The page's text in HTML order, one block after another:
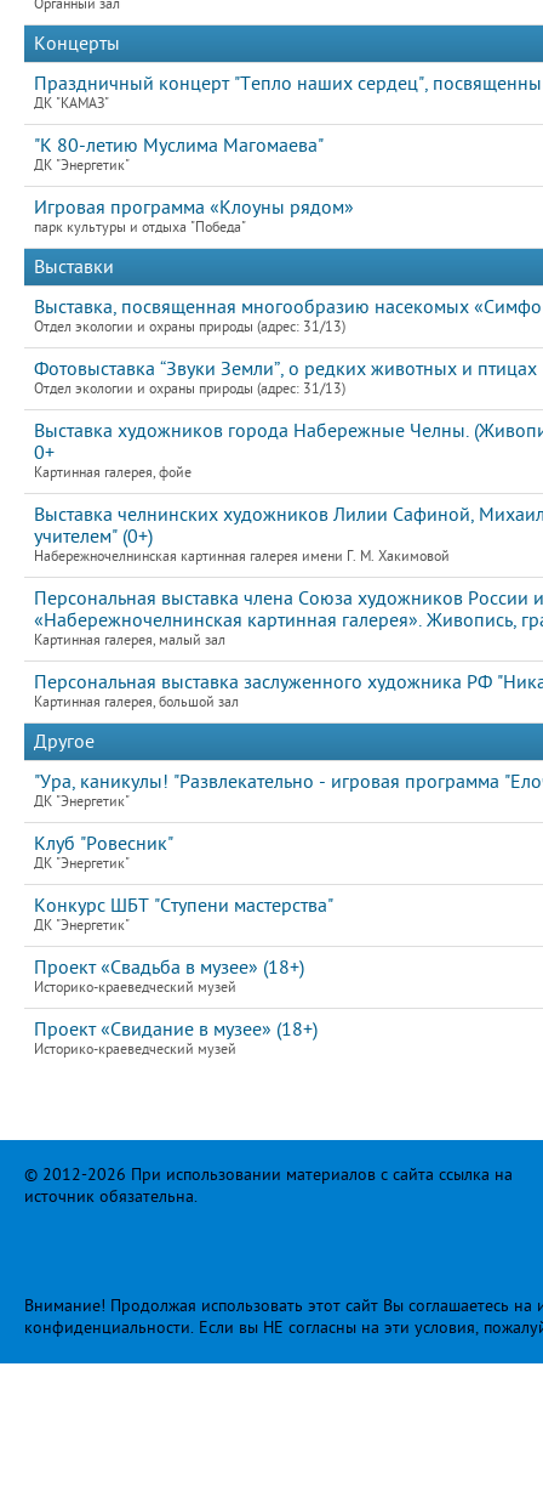
Органный зал
Концерты
Праздничный концерт "Тепло наших сердец",
ДК "КАМАЗ"
"К 80-летию Муслима Магомаева"
ДК "Энергетик"
Игровая программа «Клоуны рядом»
парк культуры и отдыха "Победа"
Выставки
Выставка, посвященная многообразию насекомых
Отдел экологии и охраны природы (адрес: 31/13)
Фотовыставка “Звуки Земли”, о редких животных и
Отдел экологии и охраны природы (адрес: 31/13)
Выставка художников города Набережные Челны.
0+
Картинная галерея, фойе
Выставка челнинских художников Лилии Сафиной,
учителем" (0+)
Набережночелнинская картинная галерея имени Г. М. Хакимовой
Персональная выставка члена Союза художников России
«Набережночелнинская картинная галерея». Живопись,
Картинная галерея, малый зал
Персональная выставка заслуженного художника РФ
Картинная галерея, большой зал
Другое
"Ура, каникулы! "Развлекательно - игровая программа
ДК "Энергетик"
Клуб "Ровесник"
ДК "Энергетик"
Конкурс ШБТ "Ступени мастерства"
ДК "Энергетик"
Проект «Свадьба в музее» (18+)
Историко-краеведческий музей
Проект «Свидание в музее» (18+)
Историко-краеведческий музей
© 2012-2026 При использовании материалов с сайта ссылка на
источник обязательна.
Внимание! Продолжая использовать этот сайт Вы соглашаетесь
конфиденциальности. Если вы НЕ согласны на эти условия,